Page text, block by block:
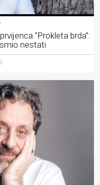
“Prokleta brda”:
nestati